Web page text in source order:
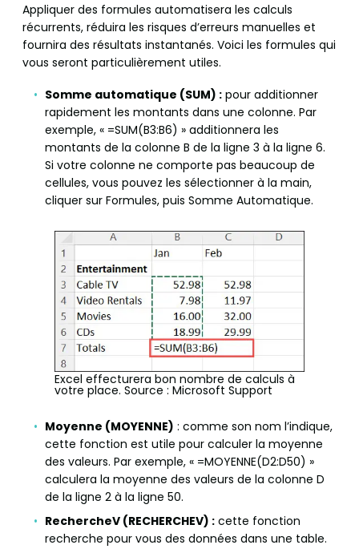
Appliquer des formules automatisera les calculs
récurrents, réduira les risques d’erreurs manuelles et
fournira des résultats instantanés. Voici les formules qui
vous seront particulièrement utiles.
Somme automatique (SUM) : pour additionner
rapidement les montants dans une colonne. Par
exemple, « =SUM(B3:B6) » additionnera les
montants de la colonne B de la ligne 3 à la ligne 6.
Si votre colonne ne comporte pas beaucoup de
cellules, vous pouvez les sélectionner à la main,
cliquer sur Formules, puis Somme Automatique.
Excel effecturera bon nombre de calculs à
votre place. Source : Microsoft Support
Moyenne (MOYENNE) : comme son nom l’indique,
cette fonction est utile pour calculer la moyenne
des valeurs. Par exemple, « =MOYENNE(D2:D50) »
calculera la moyenne des valeurs de la colonne D
de la ligne 2 à la ligne 50.
RechercheV (RECHERCHEV) : cette fonction
recherche pour vous des données dans une table.